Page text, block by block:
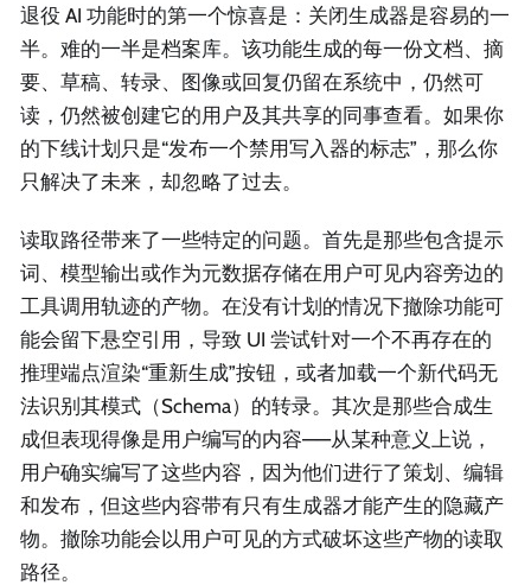
退役 AI 功能时的第一个惊喜是：关闭生成器是容易的一
半。难的一半是档案库。该功能生成的每一份文档、摘
要、草稿、转录、图像或回复仍留在系统中，仍然可
读，仍然被创建它的用户及其共享的同事查看。如果你
的下线计划只是“发布一个禁用写入器的标志”，那么你
只解决了未来，却忽略了过去。
读取路径带来了一些特定的问题。首先是那些包含提示
词、模型输出或作为元数据存储在用户可见内容旁边的
工具调用轨迹的产物。在没有计划的情况下撤除功能可
能会留下悬空引用，导致 UI 尝试针对一个不再存在的
推理端点渲染“重新生成”按钮，或者加载一个新代码无
法识别其模式（Schema）的转录。其次是那些合成生
成但表现得像是用户编写的内容——从某种意义上说，
用户确实编写了这些内容，因为他们进行了策划、编辑
和发布，但这些内容带有只有生成器才能产生的隐藏产
物。撤除功能会以用户可见的方式破坏这些产物的读取
路径。